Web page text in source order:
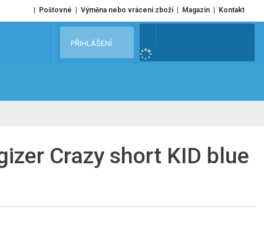
Poštovné Výměna nebo vrácení zboží Magazín Kontakt
e
PŘIHLÁŠENÍ
Crazy short KID blue